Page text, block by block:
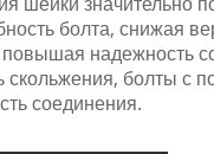
болта, снижая
надежность
скольжения, болты с
соединения.